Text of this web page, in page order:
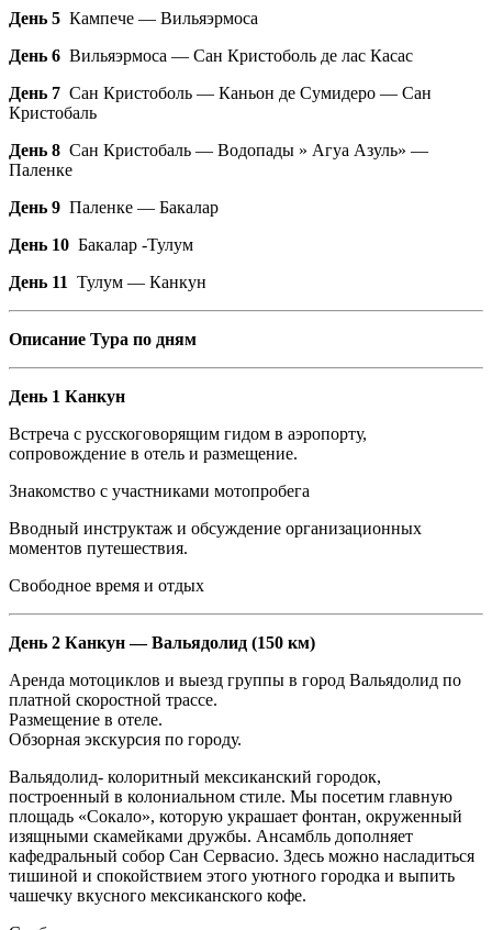
День 5 Кампече — Вильяэрмоса
День 6 Вильяэрмоса — Сан Кристоболь де лас Касас
День 7 Сан Кристоболь — Каньон де Сумидеро — Сан
Кристобаль
День 8 Сан Кристобаль — Водопады » Агуа Азуль» —
Паленке
День 9 Паленке — Бакалар
День 10 Бакалар -Тулум
День 11 Тулум — Канкун
Описание Тура по дням
День 1 Канкун
Встреча с русскоговорящим гидом в аэропорту,
сопровождение в отель и размещение.
Знакомство с участниками мотопробега
Вводный инструктаж и обсуждение организационных
моментов путешествия.
Свободное время и отдых
День 2 Канкун — Вальядолид (150 км)
Аренда мотоциклов и выезд группы в город Вальядолид по
платной скоростной трассе.
Размещение в отеле.
Обзорная экскурсия по городу.
Вальядолид- колоритный мексиканский городок,
построенный в колониальном стиле. Мы посетим главную
площадь «Сокало», которую украшает фонтан, окруженный
изящными скамейками дружбы. Ансамбль дополняет
кафедральный собор Сан Сервасио. Здесь можно насладиться
тишиной и спокойствием этого уютного городка и выпить
чашечку вкусного мексиканского кофе.